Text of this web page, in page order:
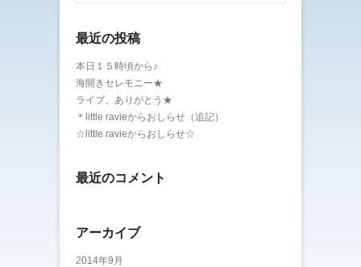
最近の投稿
本日１５時頃から♪
海開きセレモニー★
ライブ、ありがとう★
＊little ravieからおしらせ（追記）
☆little ravieからおしらせ☆
最近のコメント
アーカイブ
2014年9月